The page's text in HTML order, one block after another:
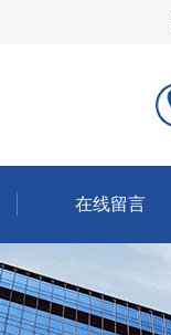
在线留言